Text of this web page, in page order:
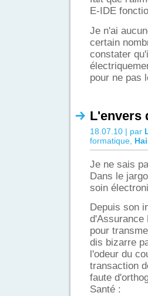
E-IDE
Je n'ai
certain
constater
pour ne pas
L'envers
18.07.10 | par
formatique,
Je ne sais
Dans le
soin
Depuis son
d'Assurance
pour
dis bizarre
l'odeur du
transaction
faute
Santé :